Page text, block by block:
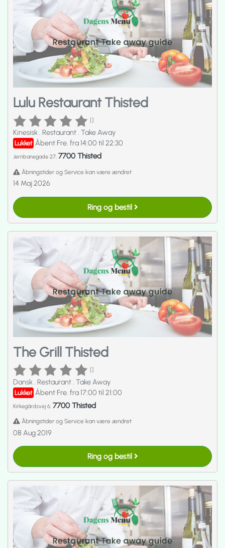
Lulu Restaurant Thisted
[]
Kinesisk. Restaurant. Take Away
Lukket Åbent Fre. fra 14:00 til 22:30
Jernbanegade 27, 7700 Thisted
Åbningstider og Service kan være ændret
14 Maj 2026
Ring og bestil
The Grill Thisted
[]
Dansk. Restaurant. Take Away
Lukket Åbent Fre. fra 17:00 til 21:00
Kirkegårdsvej 6, 7700 Thisted
Åbningstider og Service kan være ændret
08 Aug 2019
Ring og bestil